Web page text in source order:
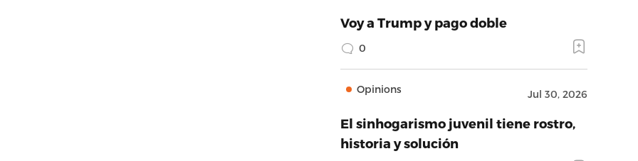
Voy a Trump y pago doble
0
Opinions Jul 30, 2026
El sinhogarismo juvenil tiene rostro,
historia y solución